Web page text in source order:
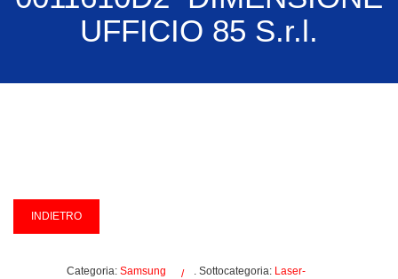
UFFICIO 85 S.r.l.
Categoria: Samsung . Sottocategoria: Laser-